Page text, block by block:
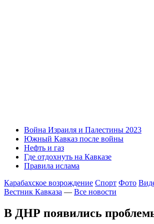
Война Израиля и Палестины 2023
Южный Кавказ после войны
Нефть и газ
Где отдохнуть на Кавказе
Правила ислама
Карабахское возрождение Спорт Фото
Вестник Кавказа — Все новости
В ДНР появились